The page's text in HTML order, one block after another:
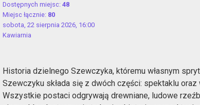
Dostępnych miejsc:48
Miejsc łącznie: 80
sobota, 22 sierpnia 2026, 16:00
Kawiarnia
Historia dzielnego Szewczyka, któremu własnym
Szewczyku składa się z dwóch części: spektaklu
Wszystkie postaci odgrywają drewniane, ludowe